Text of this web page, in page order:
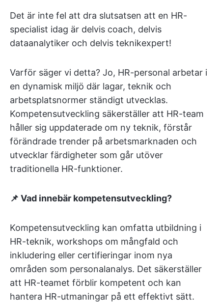
Det är inte fel att dra slutsatsen att en HR-
specialist idag är delvis coach, delvis
dataanalytiker och delvis teknikexpert!
Varför säger vi detta? Jo, HR-personal arbetar i
en dynamisk miljö där lagar, teknik och
arbetsplatsnormer ständigt utvecklas.
Kompetensutveckling säkerställer att HR-team
håller sig uppdaterade om ny teknik, förstår
förändrade trender på arbetsmarknaden och
utvecklar färdigheter som går utöver
traditionella HR-funktioner.
📌 Vad innebär kompetensutveckling?
Kompetensutveckling kan omfatta utbildning i
HR-teknik, workshops om mångfald och
inkludering eller certifieringar inom nya
områden som personalanalys. Det säkerställer
att HR-teamet förblir kompetent och kan
hantera HR-utmaningar på ett effektivt sätt.